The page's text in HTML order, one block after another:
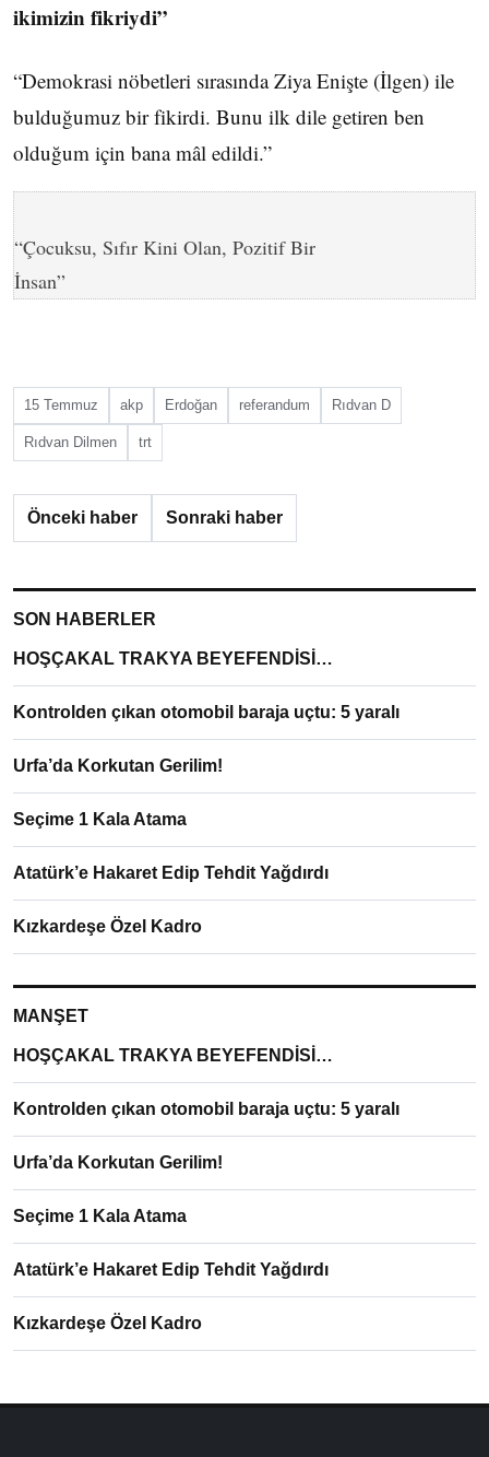
ikimizin fikriydi”
“Demokrasi nöbetleri sırasında Ziya Enişte (İlgen) ile
bulduğumuz bir fikirdi. Bunu ilk dile getiren ben
olduğum için bana mâl edildi.”
“Çocuksu, Sıfır Kini Olan, Pozitif Bir
İnsan”
15 Temmuz akp Erdoğan referandum Rıdvan D
Rıdvan Dilmen trt
Önceki haber Sonraki haber
SON HABERLER
HOŞÇAKAL TRAKYA BEYEFENDİSİ…
Kontrolden çıkan otomobil baraja uçtu: 5 yaralı
Urfa’da Korkutan Gerilim!
Seçime 1 Kala Atama
Atatürk’e Hakaret Edip Tehdit Yağdırdı
Kızkardeşe Özel Kadro
MANŞET
HOŞÇAKAL TRAKYA BEYEFENDİSİ…
Kontrolden çıkan otomobil baraja uçtu: 5 yaralı
Urfa’da Korkutan Gerilim!
Seçime 1 Kala Atama
Atatürk’e Hakaret Edip Tehdit Yağdırdı
Kızkardeşe Özel Kadro